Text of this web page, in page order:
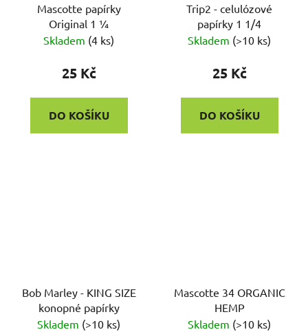
Mascotte papírky
Original 1 ¼
Skladem (4 ks)
25 Kč
DO KOŠÍKU
Trip2 - celulózové
papírky 1 1/4
Skladem (>10 ks)
25 Kč
DO KOŠÍKU
Bob Marley - KING SIZE
konopné papírky
Skladem (>10 ks)
Mascotte 34 ORGANIC
HEMP
Skladem (>10 ks)